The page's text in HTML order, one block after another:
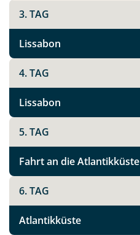
per E-Mail senden
Link kopieren
3. TAG
Lissabon
4. TAG
Lissabon
5. TAG
Fahrt an die Atlantikküste
6. TAG
Atlantikküste